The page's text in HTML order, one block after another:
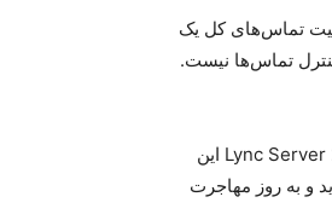
تماس‌های کل یک
تماس‌ها نیست.
قابلیت مهاجرت پهلو به پهلو به کاربران قدیمی Skype for Business Server 2015 و Lync Server 2013 این
و به روز مهاجرت